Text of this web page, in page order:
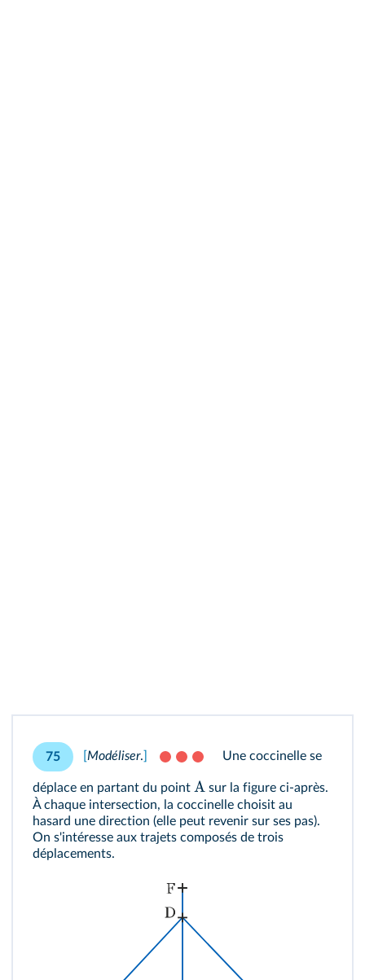
75 Modéliser.
déplace en partant du point A sur la figure ci-après.
À chaque intersection, la coccinelle choisit au
hasard une direction (elle peut revenir sur ses pas).
On s'intéresse aux trajets composés de trois
déplacements.